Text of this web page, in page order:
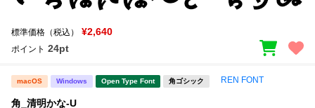
標準価格（税込） ¥2,640
ポイント 24pt
macOS Windows Open Type Font 角ゴシック REN FONT
角_清明かな-U